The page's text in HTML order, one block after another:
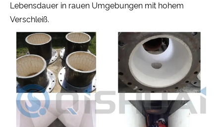
Lebensdauer in rauen Umgebungen mit hohem
Verschleiß.